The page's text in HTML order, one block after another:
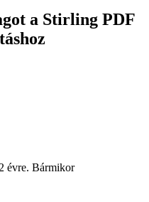
a Stirling PDF
évre. Bármikor